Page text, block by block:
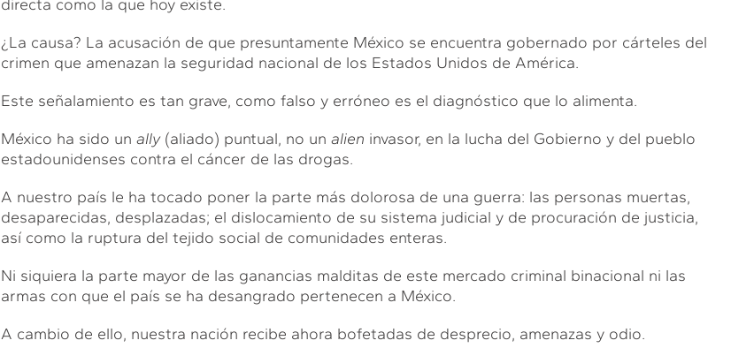
directa como la que hoy existe.
¿La causa? La acusación de que presuntamente México se encuentra gobernado por cárteles del
crimen que amenazan la seguridad nacional de los Estados Unidos de América.
Este señalamiento es tan grave, como falso y erróneo es el diagnóstico que lo alimenta.
México ha sido un ally (aliado) puntual, no un alien invasor, en la lucha del Gobierno y del pueblo
estadounidenses contra el cáncer de las drogas.
A nuestro país le ha tocado poner la parte más dolorosa de una guerra: las personas muertas,
desaparecidas, desplazadas; el dislocamiento de su sistema judicial y de procuración de justicia,
así como la ruptura del tejido social de comunidades enteras.
Ni siquiera la parte mayor de las ganancias malditas de este mercado criminal binacional ni las
armas con que el país se ha desangrado pertenecen a México.
A cambio de ello, nuestra nación recibe ahora bofetadas de desprecio, amenazas y odio.